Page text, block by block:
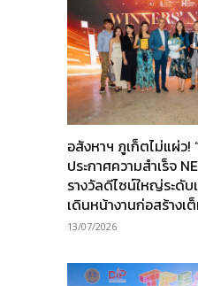
อสังหาฯ ภูเก็ตไม่แผ่ว!
ประกาศความสำเร็จ
รางวัลดีไซน์ใหญ่ระดับ
เดินหน้างานก่อสร้างเ
13/07/2026